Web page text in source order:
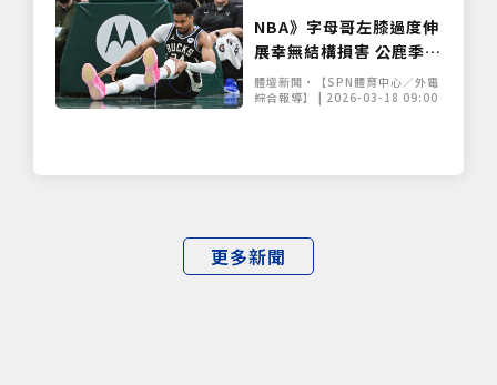
更多新聞
NBA》字母哥左膝過度伸
展幸無結構損害 公鹿季後
賽希望渺茫或選擇提前
「關機」
體壇新聞•【SPN體育中心／外電
綜合報導】 | 2026-03-18 09:00
僅必需的Cookies 同意